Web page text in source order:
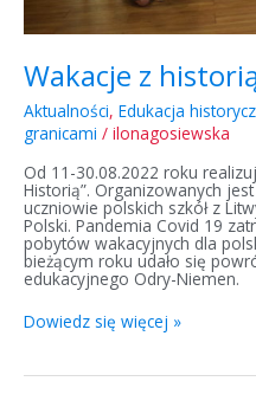
Wakacje z
Aktualności, Edukacja
granicami / ilonagosiewska
Od 11-30.08.2022 roku
Historią”. Organizowanych
uczniowie polskich szkół z
Polski. Pandemia Covid 19
pobytów wakacyjnych dla
bieżącym roku udało się
edukacyjnego Odry-Niemen.
Dowiedz się więcej »